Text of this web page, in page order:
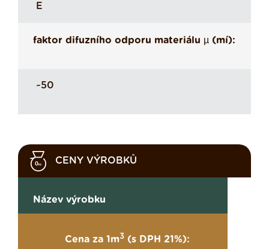
E
faktor difuzního odporu materiálu µ (mí):
~50
CENY VÝROBKŮ
Název výrobku
Cena za 1m3 (s DPH 21%):